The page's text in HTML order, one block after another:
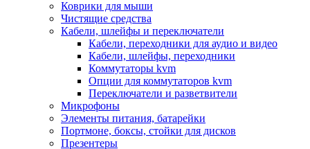
Гриль
Дистилляторы
Йогуртницы
Кофеварки и кофемашины
Кофемолки
Кухонные комбайны
Ломтерезки
Микроволновые печи
Миксеры
Мини-печи
Мойки
Мультиварки
Коврики для мыши
Чистящие средства
Кабели, шлейфы и переключатели
Кабели, переходники для аудио и видео
Кабели, шлейфы, переходники
Коммутаторы kvm
Опции для коммутаторов kvm
Переключатели и разветвители
Микрофоны
Элементы питания, батарейки
Портмоне, боксы, стойки для дисков
Презентеры